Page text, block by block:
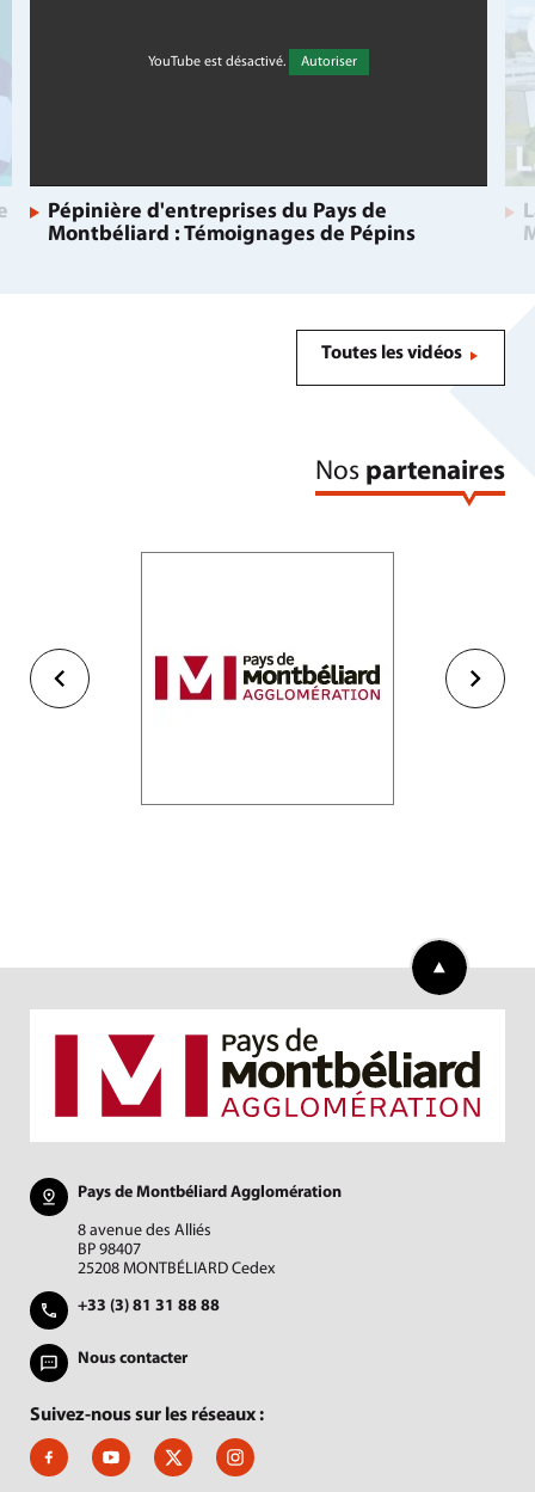
YouTube est désactivé. Autoriser
Pépinière d'entreprises du Pays de
Montbéliard : Témoignages de Pépins
Toutes les vidéos
Nos partenaires
Précédent Suivant
Retourner en
Pays de Montbéliard Agglomération
8 avenue des Alliés
BP 98407
25208 MONTBÉLIARD Cedex
+33 (3) 81 31 88 88
Nous contacter
Suivez-nous sur les réseaux :
Suivez-nous sur Facebook, J'aime le Pays de Montbéliard
Suivez-nous sur Youtube, Pays de Montbéliard
Suivez-nous sur X, Pays de Montbéliard
Suivez-nous sur Instagram, Pays de